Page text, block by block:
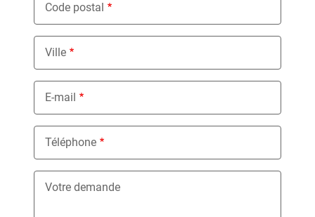
Code postal
Ville
E-mail
Téléphone
Votre demande